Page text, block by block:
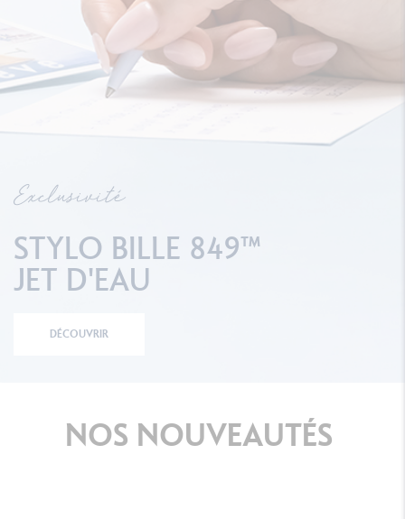
Exclusivité
STYLO BILLE 849™
JET D'EAU
DÉCOUVRIR
NOS NOUVEAUTÉS